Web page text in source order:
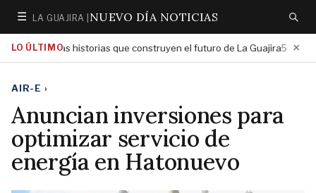
☰
Secciones
LA GUAJIRA | NUEVO DÍA NOTICIAS Buscar
LO ÚLTIMO
las historias que construyen el futuro de La Guajira5:01 PMGobierno
×
AIR-E ›
Anuncian inversiones para
optimizar servicio de
energía en Hatonuevo